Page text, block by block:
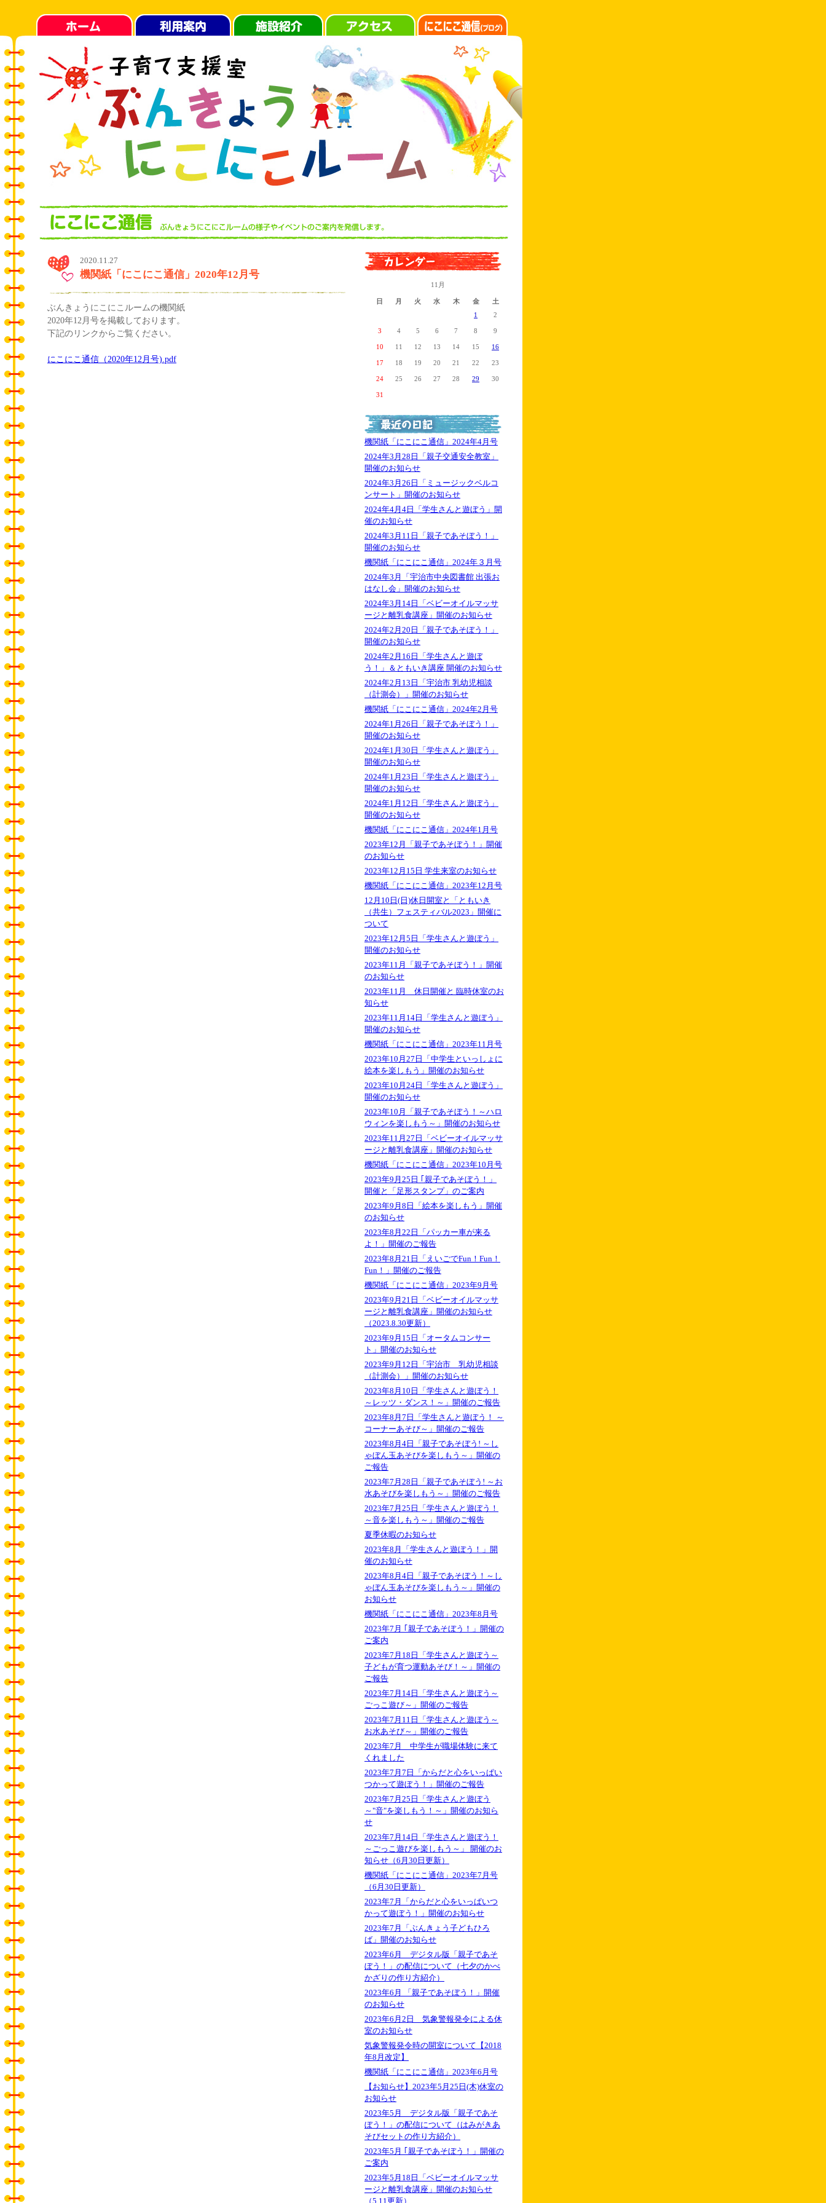
2020.11.27
機関紙「にこにこ通信」2020年12月号
ぶんきょうにこにこルームの機関紙
2020年12月号を掲載しております。
下記のリンクからご覧ください。
にこにこ通信（2020年12月号).pdf
11月
日 月 火 水 木 金
土
1
2
3 4 5 6 7 8 9
10 11 12 13 14 15 16
17 18 19 20 21 22 23
24 25 26 27 28 29 30
31
機関紙「にこにこ通信」2024年4月号
2024年3月28日「親子交通安全教室」
開催のお知らせ
2024年3月26日「ミュージックベルコ
ンサート」開催のお知らせ
2024年4月4日「学生さんと遊ぼう」開
催のお知らせ
2024年3月11日「親子であそぼう！」
開催のお知らせ
機関紙「にこにこ通信」2024年３月号
2024年3月「宇治市中央図書館 出張お
はなし会」開催のお知らせ
2024年3月14日「ベビーオイルマッサ
ージと離乳食講座」開催のお知らせ
2024年2月20日「親子であそぼう！」
開催のお知らせ
2024年2月16日「学生さんと遊ぼ
う！」＆ともいき講座 開催のお知らせ
2024年2月13日「宇治市 乳幼児相談
（計測会）」開催のお知らせ
機関紙「にこにこ通信」2024年2月号
2024年1月26日「親子であそぼう！」
開催のお知らせ
2024年1月30日「学生さんと遊ぼう」
開催のお知らせ
2024年1月23日「学生さんと遊ぼう」
開催のお知らせ
2024年1月12日「学生さんと遊ぼう」
開催のお知らせ
機関紙「にこにこ通信」2024年1月号
2023年12月「親子であそぼう！」開催
のお知らせ
2023年12月15日 学生来室のお知らせ
機関紙「にこにこ通信」2023年12月号
12月10日(日)休日開室と「ともいき
（共生）フェスティバル2023」開催に
ついて
2023年12月5日「学生さんと遊ぼう」
開催のお知らせ
2023年11月「親子であそぼう！」開催
のお知らせ
2023年11月 休日開催と 臨時休室のお
知らせ
2023年11月14日「学生さんと遊ぼう」
開催のお知らせ
機関紙「にこにこ通信」2023年11月号
2023年10月27日「中学生といっしょに
絵本を楽しもう」開催のお知らせ
2023年10月24日「学生さんと遊ぼう」
開催のお知らせ
2023年10月「親子であそぼう！～ハロ
ウィンを楽しもう～」開催のお知らせ
2023年11月27日「ベビーオイルマッサ
ージと離乳食講座」開催のお知らせ
機関紙「にこにこ通信」2023年10月号
2023年9月25日 ｢親子であそぼう！」
開催と「足形スタンプ」のご案内
2023年9月8日「絵本を楽しもう」開催
のお知らせ
2023年8月22日「パッカー車が来る
よ！」開催のご報告
2023年8月21日「えいごでFun！Fun！
Fun！」開催のご報告
機関紙「にこにこ通信」2023年9月号
2023年9月21日「ベビーオイルマッサ
ージと離乳食講座」開催のお知らせ
（2023.8.30更新）
2023年9月15日「オータムコンサー
ト」開催のお知らせ
2023年9月12日「宇治市 乳幼児相談
（計測会）」開催のお知らせ
2023年8月10日「学生さんと遊ぼう！
～レッツ・ダンス！～」開催のご報告
2023年8月7日「学生さんと遊ぼう！ ～
コーナーあそび～」開催のご報告
2023年8月4日「親子であそぼう! ～し
ゃぼん玉あそびを楽しもう～」開催の
ご報告
2023年7月28日「親子であそぼう! ～お
水あそびを楽しもう～」開催のご報告
2023年7月25日「学生さんと遊ぼう！
～音を楽しもう～」開催のご報告
夏季休暇のお知らせ
2023年8月「学生さんと遊ぼう！」開
催のお知らせ
2023年8月4日「親子であそぼう！～し
ゃぼん玉あそびを楽しもう～」開催の
お知らせ
機関紙「にこにこ通信」2023年8月号
2023年7月 ｢親子であそぼう！」開催の
ご案内
2023年7月18日「学生さんと遊ぼう～
子どもが育つ運動あそび！～」開催の
ご報告
2023年7月14日「学生さんと遊ぼう～
ごっこ遊び～」開催のご報告
2023年7月11日「学生さんと遊ぼう～
お水あそび～」開催のご報告
2023年7月 中学生が職場体験に来て
くれました
2023年7月7日「からだと心をいっぱい
つかって遊ぼう！」開催のご報告
2023年7月25日「学生さんと遊ぼう
～"音"を楽しもう！～」開催のお知ら
せ
2023年7月14日「学生さんと遊ぼう！
～ごっこ遊びを楽しもう～」 開催のお
知らせ（6月30日更新）
機関紙「にこにこ通信」2023年7月号
（6月30日更新）
2023年7月「からだと心をいっぱいつ
かって遊ぼう！」開催のお知らせ
2023年7月「ぶんきょう子どもひろ
ば」開催のお知らせ
2023年6月 デジタル版「親子であそ
ぼう！」の配信について（七夕のかべ
かざりの作り方紹介）
2023年6月 「親子であそぼう！」開催
のお知らせ
2023年6月2日 気象警報発令による休
室のお知らせ
気象警報発令時の開室について【2018
年8月改定】
機関紙「にこにこ通信」2023年6月号
【お知らせ】2023年5月25日(木)休室の
お知らせ
2023年5月 デジタル版「親子であそ
ぼう！」の配信について（はみがきあ
そびセットの作り方紹介）
2023年5月 ｢親子であそぼう！」開催の
ご案内
2023年5月18日「ベビーオイルマッサ
ージと離乳食講座」開催のお知らせ
（5.11更新）